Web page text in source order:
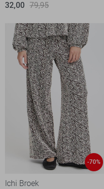
32,00 79,95
-70%
Ichi Broek